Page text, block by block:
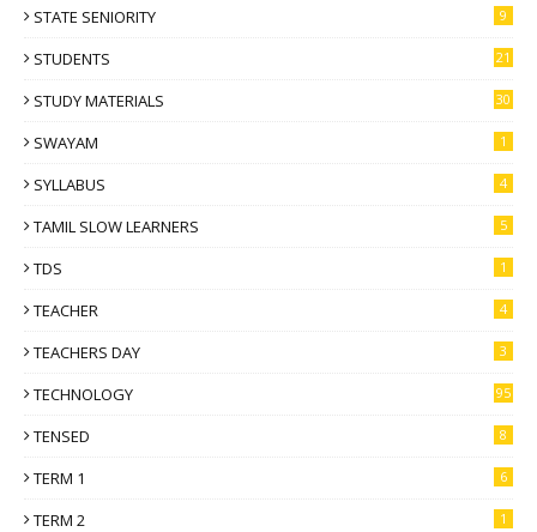
STATE SENIORITY 9
STUDENTS 21
STUDY MATERIALS 30
SWAYAM 1
SYLLABUS 4
TAMIL SLOW LEARNERS 5
TDS 1
TEACHER 4
TEACHERS DAY 3
TECHNOLOGY 95
TENSED 8
TERM 1 6
TERM 2 1